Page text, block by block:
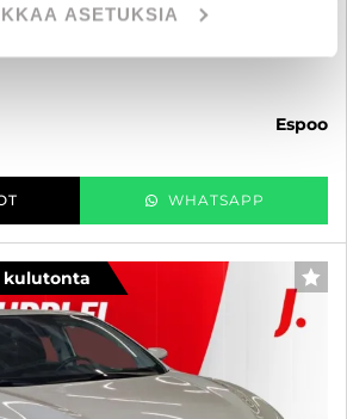
ASETUKSIA
2026, Suomi-auto
espoo
WHATSAPP
kulutonta